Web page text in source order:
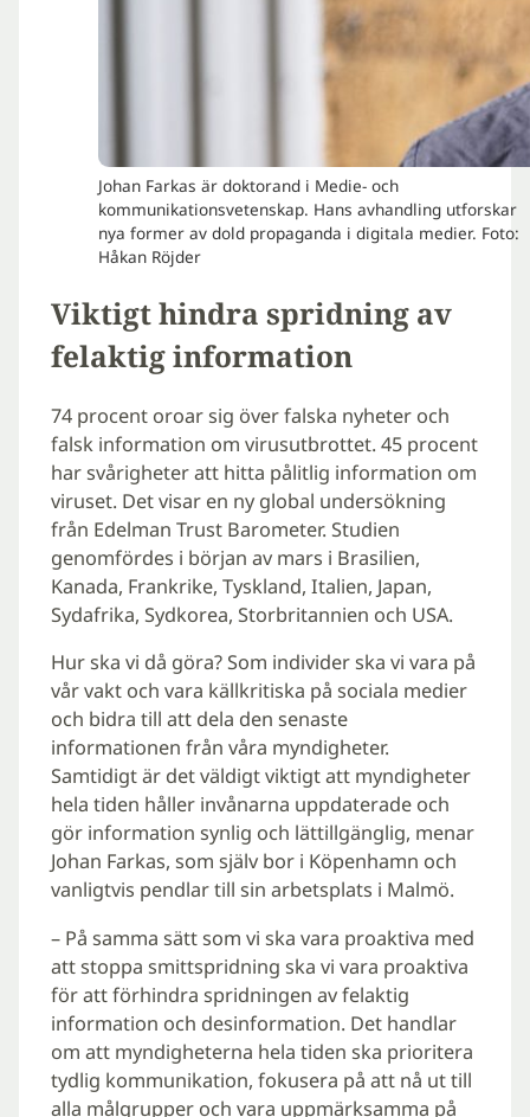
Johan Farkas är doktorand i Medie- och
kommunikationsvetenskap. Hans avhandling utforskar
nya former av dold propaganda i digitala medier. Foto:
Håkan Röjder
Viktigt hindra spridning av
felaktig information
74 procent oroar sig över falska nyheter och
falsk information om virusutbrottet. 45 procent
har svårigheter att hitta pålitlig information om
viruset. Det visar en ny global undersökning
från Edelman Trust Barometer. Studien
genomfördes i början av mars i Brasilien,
Kanada, Frankrike, Tyskland, Italien, Japan,
Sydafrika, Sydkorea, Storbritannien och USA.
Hur ska vi då göra? Som individer ska vi vara på
vår vakt och vara källkritiska på sociala medier
och bidra till att dela den senaste
informationen från våra myndigheter.
Samtidigt är det väldigt viktigt att myndigheter
hela tiden håller invånarna uppdaterade och
gör information synlig och lättillgänglig, menar
Johan Farkas, som själv bor i Köpenhamn och
vanligtvis pendlar till sin arbetsplats i Malmö.
– På samma sätt som vi ska vara proaktiva med
att stoppa smittspridning ska vi vara proaktiva
för att förhindra spridningen av felaktig
information och desinformation. Det handlar
om att myndigheterna hela tiden ska prioritera
tydlig kommunikation, fokusera på att nå ut till
alla målgrupper och vara uppmärksamma på